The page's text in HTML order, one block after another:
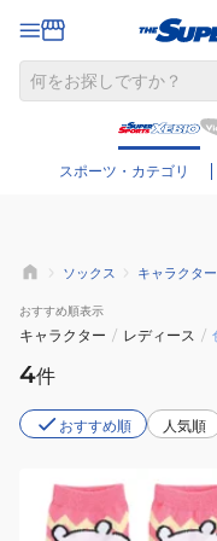
スポーツ・カテゴリ
ソックス キャラクター
おすすめ順表示
キャラクター / レディース /
4件
おすすめ順 人気順